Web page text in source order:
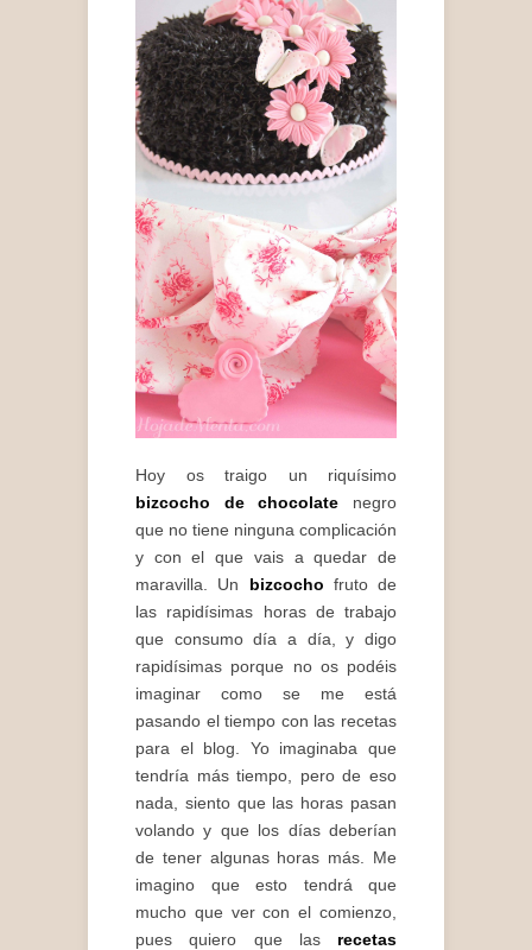
Hoy os traigo un riquísimo
bizcocho de chocolate negro
que no tiene ninguna complicación
y con el que vais a quedar de
maravilla. Un bizcocho fruto de
las rapidísimas horas de trabajo
que consumo día a día, y digo
rapidísimas porque no os podéis
imaginar como se me está
pasando el tiempo con las recetas
para el blog. Yo imaginaba que
tendría más tiempo, pero de eso
nada, siento que las horas pasan
volando y que los días deberían
de tener algunas horas más. Me
imagino que esto tendrá que
mucho que ver con el comienzo,
pues quiero que las recetas